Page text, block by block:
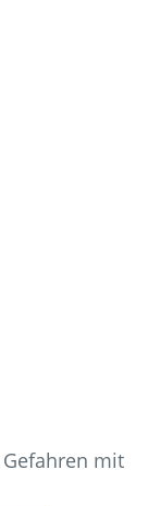
Gefahren mit